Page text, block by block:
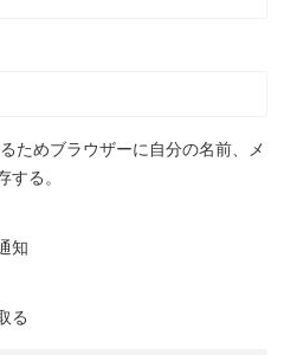
ためブラウザーに自分の名前、メ
る。
知
る